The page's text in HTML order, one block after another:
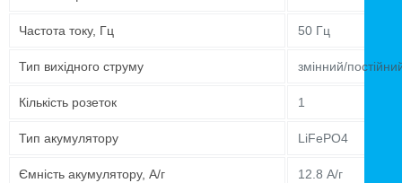
Частота току, Гц 50 Гц
Тип вихідного струму змінний/
Кількість розеток 1
Тип акумулятору LiFePO4
Ємність акумулятору, А/г 12.8 А/г